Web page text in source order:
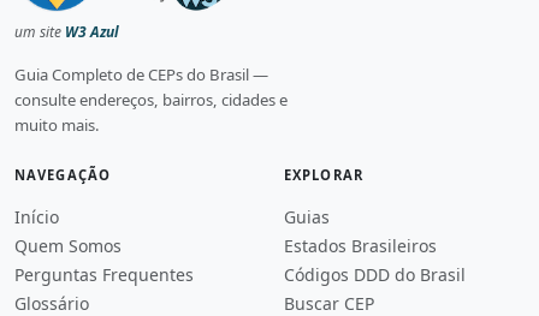
um site W3 Azul
Guia Completo de CEPs do Brasil —
consulte endereços, bairros, cidades e
muito mais.
NAVEGAÇÃO
Início
Quem Somos
Perguntas Frequentes
Glossário
EXPLORAR
Guias
Estados Brasileiros
Códigos DDD do Brasil
Buscar CEP